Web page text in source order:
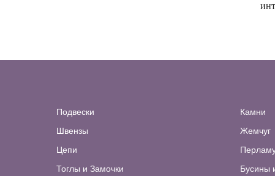
Подвески
Швензы
Цепи
Тоглы и Замочки
Камни
Жемчуг
Бусины